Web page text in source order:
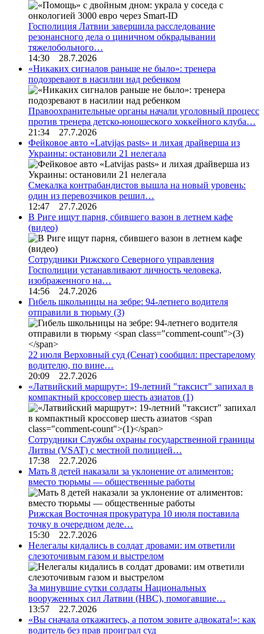
Госполиция Латвии завершила расследование
резонансного дела о циничном обкрадывании
тяжелобольного…
14:30 28.7.2026
«Никаких сигналов раньше не было»: тренера
подозревают в насилии над ребенком
Правоохранительные органы начали уголовный процесс
против тренера детско-юношеского хоккейного клуба…
21:34 27.7.2026
Фейковое авто «Latvijas pasts» и лихая драйверша из
Украины: остановили 21 нелегала
Смекалка контрабандистов вышла на новый уровень:
один из перевозчиков решил…
12:47 27.7.2026
В Риге ищут парня, сбившего вазон в летнем кафе
(видео)
Сотрудники Рижского Северного управления
Госполиции устанавливают личность человека,
изображенного на…
14:56 24.7.2026
Гибель школьницы на зебре: 94-летнего водителя
отправили в тюрьму (3)
22 июля Верховный суд (Сенат) сообщил: престарелому
водителю, по вине…
20:09 22.7.2026
«Латвийский маршрут»: 19-летний "таксист" запихал в
компактный кроссовер шесть азиатов (1)
Сотрудники Службы охраны государственной границы
Литвы (VSAT) с местной полицией…
17:38 22.7.2026
Мать 8 детей наказали за уклонение от алиментов:
вместо тюрьмы — общественные работы
Рижская Восточная прокуратура 10 июля поставила
точку в очередном деле…
15:30 22.7.2026
Нелегалы кидались в солдат дровами: им ответили
слезоточивым газом и выстрелом
За минувшие сутки солдаты Национальных
вооруженных сил Латвии (НВС), помогавшие…
13:57 22.7.2026
«Вы сначала откажитесь, а потом зовите адвоката!»: как
водитель без прав проиграл суд